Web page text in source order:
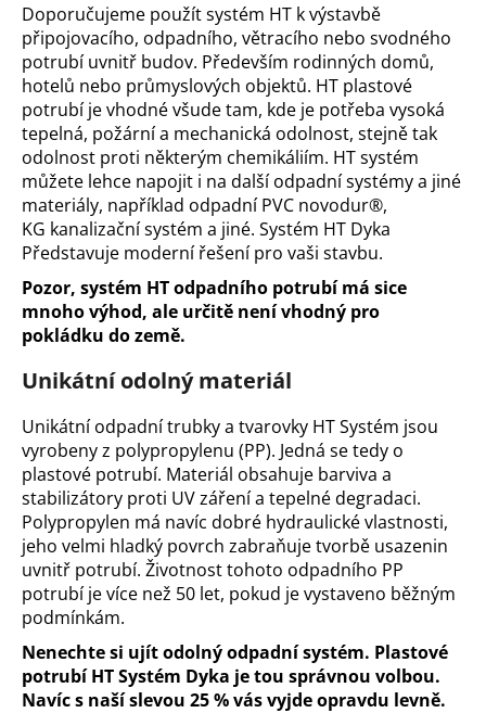
Doporučujeme použít systém HT k výstavbě
připojovacího, odpadního, větracího nebo svodného
potrubí uvnitř budov. Především rodinných domů,
hotelů nebo průmyslových objektů. HT plastové
potrubí je vhodné všude tam, kde je potřeba vysoká
tepelná, požární a mechanická odolnost, stejně tak
odolnost proti některým chemikáliím. HT systém
můžete lehce napojit i na další odpadní systémy a jiné
materiály, například odpadní PVC novodur®,
KG kanalizační systém a jiné. Systém HT Dyka
Představuje moderní řešení pro vaši stavbu.
Pozor, systém HT odpadního potrubí má sice
mnoho výhod, ale určitě není vhodný pro
pokládku do země.
Unikátní odolný materiál
Unikátní odpadní trubky a tvarovky HT Systém jsou
vyrobeny z polypropylenu (PP). Jedná se tedy o
plastové potrubí. Materiál obsahuje barviva a
stabilizátory proti UV záření a tepelné degradaci.
Polypropylen má navíc dobré hydraulické vlastnosti,
jeho velmi hladký povrch zabraňuje tvorbě usazenin
uvnitř potrubí. Životnost tohoto odpadního PP
potrubí je více než 50 let, pokud je vystaveno běžným
podmínkám.
Nenechte si ujít odolný odpadní systém. Plastové
potrubí HT Systém Dyka je tou správnou volbou.
Navíc s naší slevou 25 % vás vyjde opravdu levně.
D
o
p
o
r
u
č
u
j
m
e